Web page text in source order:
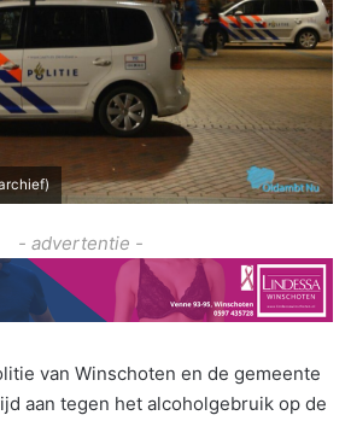
- advertentie -
van Winschoten en de gemeente
aan tegen het alcoholgebruik op de